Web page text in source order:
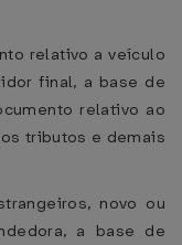
relativo a veículo
final, a base de
relativo ao
tributos e demais
novo ou
a base de